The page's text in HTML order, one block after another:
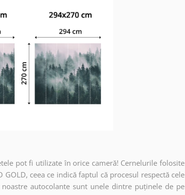
pot fi utilizate în orice cameră! Cernelurile folosite
ceea ce indică faptul că procesul respectă cele
autocolante sunt unele dintre puținele de pe